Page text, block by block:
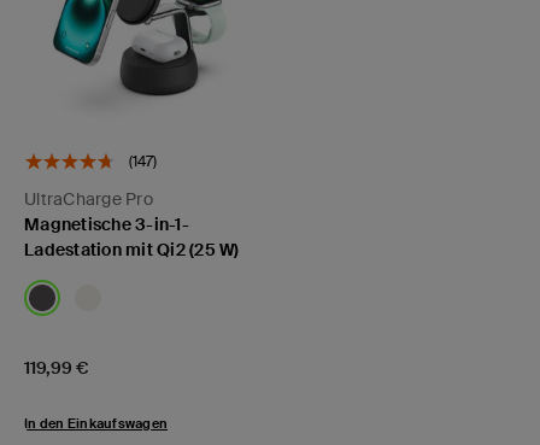
(147)
UltraCharge Pro
Magnetische 3-in-1-
Ladestation mit Qi2 (25 W)
Price:
119,99 €
In den Einkaufswagen